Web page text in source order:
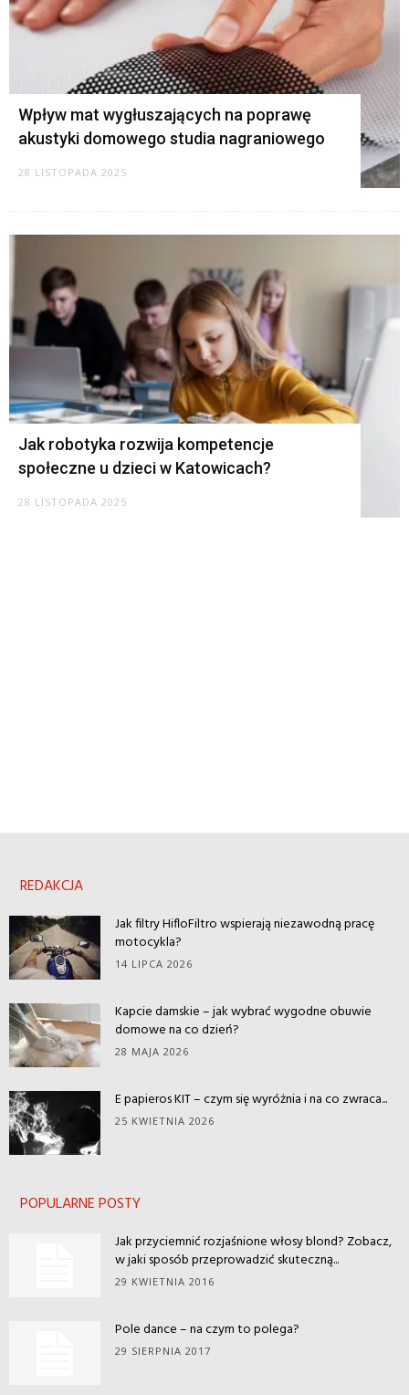
Wpływ mat wygłuszających na poprawę
akustyki domowego studia nagraniowego
28 LISTOPADA 2025
Jak robotyka rozwija kompetencje
społeczne u dzieci w Katowicach?
28 LISTOPADA 2025
REDAKCJA
Jak filtry HifloFiltro wspierają niezawodną pracę
motocykla?
14 LIPCA 2026
Kapcie damskie – jak wybrać wygodne obuwie
domowe na co dzień?
28 MAJA 2026
E papieros KIT – czym się wyróżnia i na co zwraca...
25 KWIETNIA 2026
POPULARNE POSTY
Jak przyciemnić rozjaśnione włosy blond? Zobacz,
w jaki sposób przeprowadzić skuteczną...
29 KWIETNIA 2016
Pole dance – na czym to polega?
29 SIERPNIA 2017